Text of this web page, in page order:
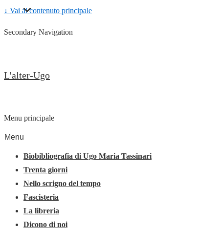
↓ Vai al contenuto principale
Secondary Navigation
L'alter-Ugo
Menu principale
Menu
Biobibliografia di Ugo Maria Tassinari
Trenta giorni
Nello scrigno del tempo
Fascisteria
La libreria
Dicono di noi